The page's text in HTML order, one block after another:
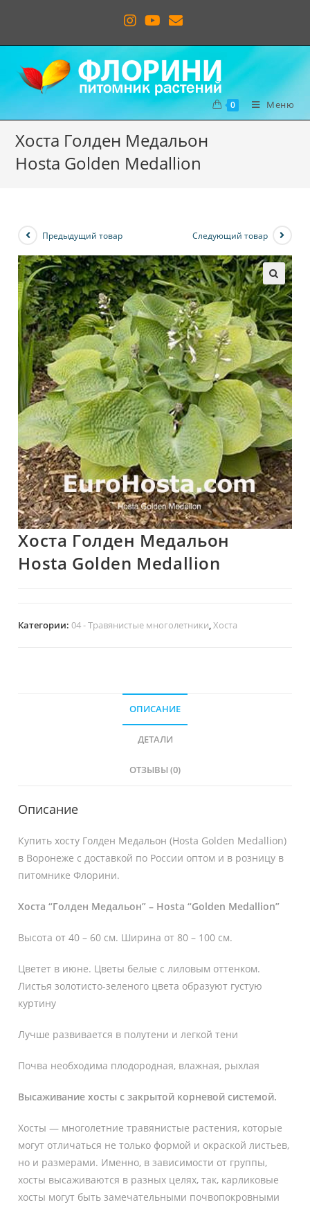
0 Меню
Хоста Голден Медальон
Hosta Golden Medallion
Предыдущий товар Следующий товар
🔍
Хоста Голден Медальон
Hosta Golden Medallion
Категории:04 - Травянистые многолетники,Хоста
ОПИСАНИЕ
ДЕТАЛИ
ОТЗЫВЫ (0)
Описание
Купить хосту Голден Медальон (Hosta Golden Medallion)
в Воронеже с доставкой по России оптом и в розницу в
питомнике Флорини.
Хоста “Голден Медальон” – Hosta “Golden Medallion”
Высота от 40 – 60 см. Ширина от 80 – 100 см.
Цветет в июне. Цветы белые с лиловым оттенком.
Листья золотисто-зеленого цвета образуют густую
куртину
Лучше развивается в полутени и легкой тени
Почва необходима плодородная, влажная, рыхлая
Высаживание хосты с закрытой корневой системой.
Хосты — многолетние травянистые растения, которые
могут отличаться не только формой и окраской листьев,
но и размерами. Именно, в зависимости от группы,
хосты высаживаются в разных целях, так, карликовые
хосты могут быть замечательными почвопокровными